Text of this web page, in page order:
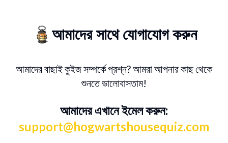
আমাদের সাথে যোগাযোগ করুন
আমাদের বাছাই কুইজ সম্পর্কে প্রশ্ন? আমরা আপনার কাছ থেকে
শুনতে ভালোবাসতাম!
আমাদের এখানে ইমেল করুন:
support@hogwartshousequiz.com